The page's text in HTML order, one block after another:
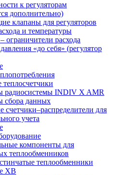
к регуляторам
дополнительно)
клапаны для регуляторов
и температуры
ограничители расхода
«до себя» (регулятор
радиосистемы INDIV X AMR
сбора данных
счетчики–распределители для
учета
компоненты для
теплообменников
теплообменники
XB